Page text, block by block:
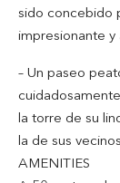
sido concebido
impresionante y
– Un paseo
la torre de su
la de sus
AMENITIES